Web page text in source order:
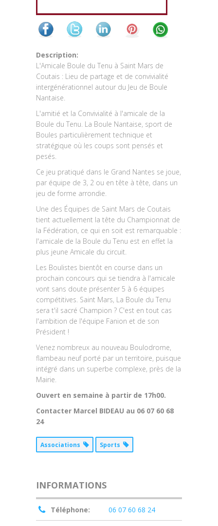
Description:
L'Amicale Boule du Tenu à Saint Mars de
Coutais : Lieu de partage et de convivialité
intergénérationnel autour du Jeu de Boule
Nantaise.
L'amitié et la Convivialité à l'amicale de la
Boule du Tenu. La Boule Nantaise, sport de
Boules particulièrement technique et
stratégique où les coups sont pensés et
pesés.
Ce jeu pratiqué dans le Grand Nantes se joue,
par équipe de 3, 2 ou en tête à tête, dans un
jeu de forme arrondie.
Une des Équipes de Saint Mars de Coutais
tient actuellement la tête du Championnat de
la Fédération, ce qui en soit est remarquable :
l'amicale de la Boule du Tenu est en effet la
plus jeune Amicale du circuit.
Les Boulistes bientôt en course dans un
prochain concours qui se tiendra à l'amicale
vont sans doute présenter 5 à 6 équipes
compétitives. Saint Mars, La Boule du Tenu
sera t'il sacré Champion ? C'est en tout cas
l'ambition de l'équipe Fanion et de son
Président !
Venez nombreux au nouveau Boulodrome,
flambeau neuf porté par un territoire, puisque
intégré dans un superbe complexe, près de la
Mairie.
Ouvert en semaine à partir de 17h00.
Contacter Marcel BIDEAU au 06 07 60 68
24
Associations Sports
INFORMATIONS
Téléphone: 06 07 60 68 24